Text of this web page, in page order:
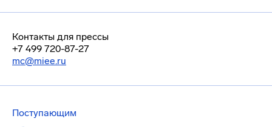
Контакты для прессы
+7 499 720-87-27
mc@miee.ru
Поступающим